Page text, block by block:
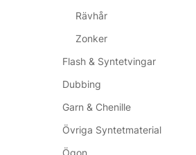
Rävhår
Zonker
Flash & Syntetvingar
Dubbing
Garn & Chenille
Övriga Syntetmaterial